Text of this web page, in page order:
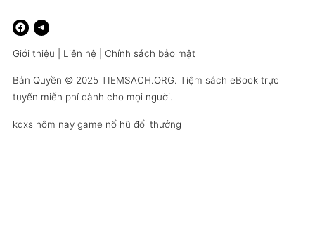
Giới thiệu Liên hệ Chính sách bảo mật
Bản Quyền © 2025 TIEMSACH.ORG. Tiệm sách eBook trực
tuyến miễn phí dành cho mọi người.
kqxs hôm nay game nổ hũ đổi thưởng